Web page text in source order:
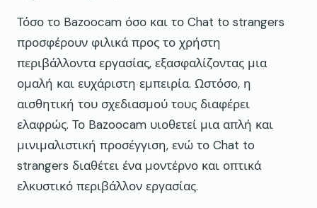
Τόσο το Bazoocam όσο και το Chat to strangers
προσφέρουν φιλικά προς το χρήστη
περιβάλλοντα εργασίας, εξασφαλίζοντας μια
ομαλή και ευχάριστη εμπειρία. Ωστόσο, η
αισθητική του σχεδιασμού τους διαφέρει
ελαφρώς. Το Bazoocam υιοθετεί μια απλή και
μινιμαλιστική προσέγγιση, ενώ το Chat to
strangers διαθέτει ένα μοντέρνο και οπτικά
ελκυστικό περιβάλλον εργασίας.